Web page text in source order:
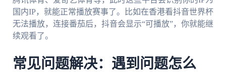
国内IP，就能正常播放赛事了。比如在香港看抖音世界杯
无法播放，连接番茄后，抖音会显示“可播放”，你就能继
续观看了。
常见问题解决：遇到问题怎么